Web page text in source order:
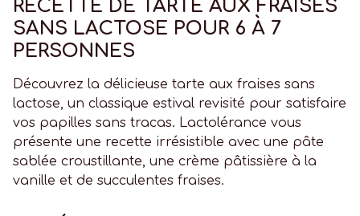
RECETTE DE TARTE AUX FRAISES
SANS LACTOSE POUR 6 À 7
PERSONNES
Découvrez la délicieuse tarte aux fraises sans
lactose, un classique estival revisité pour satisfaire
vos papilles sans tracas. Lactolérance vous
présente une recette irrésistible avec une pâte
sablée croustillante, une crème pâtissière à la
vanille et de succulentes fraises.